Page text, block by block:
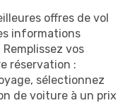
offres de vol
informations
vos
réservation :
sélectionnez
de voiture à un prix